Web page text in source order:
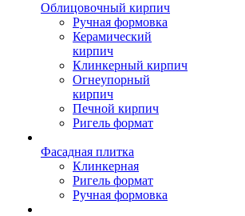
Облицовочный кирпич
Ручная формовка
Керамический
кирпич
Клинкерный кирпич
Огнеупорный
кирпич
Печной кирпич
Ригель формат
Фасадная плитка
Клинкерная
Ригель формат
Ручная формовка